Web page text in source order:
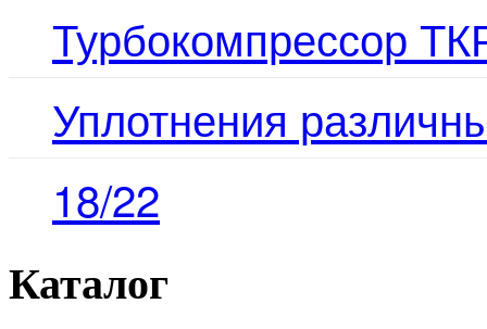
Турбокомпрессор
Уплотнения
18/22
Каталог